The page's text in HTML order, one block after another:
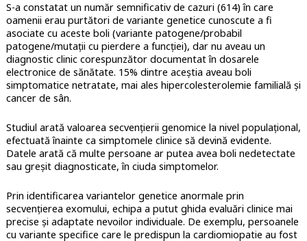
S-a constatat un număr semnificativ de cazuri (614) în care
oamenii erau purtători de variante genetice cunoscute a fi
asociate cu aceste boli (variante patogene/probabil
patogene/mutații cu pierdere a funcției), dar nu aveau un
diagnostic clinic corespunzător documentat în dosarele
electronice de sănătate. 15% dintre aceștia aveau boli
simptomatice netratate, mai ales hipercolesterolemie familială și
cancer de sân.
Studiul arată valoarea secvențierii genomice la nivel populațional,
efectuată înainte ca simptomele clinice să devină evidente.
Datele arată că multe persoane ar putea avea boli nedetectate
sau greșit diagnosticate, în ciuda simptomelor.
Prin identificarea variantelor genetice anormale prin
secvențierea exomului, echipa a putut ghida evaluări clinice mai
precise și adaptate nevoilor individuale. De exemplu, persoanele
cu variante specifice care le predispun la cardiomiopatie au fost